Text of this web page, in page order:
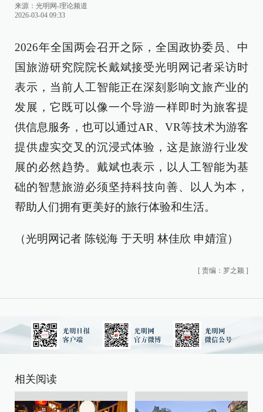
来源： 光明网-理论频道
2026-03-04 09:33
2026年全国两会召开之际，全国政协委员、中
国旅游研究院院长戴斌接受光明网记者采访时
表示，当前人工智能正在深刻影响文旅产业的
发展，它既可以像一个导游一样即时为旅客提
供信息服务，也可以通过AR、VR等技术为游客
提供虚实交叉的沉浸式体验，这是旅游行业发
展的必然趋势。戴斌也表示，以人工智能为基
础的智慧旅游必须坚持科技向善、以人为本，
帮助人们拥有更美好的旅行体验和生活。
（光明网记者 陈锐海 于天明 林佳欣 申婧渲）
[ 责编：罗之颖 ]
相关阅读